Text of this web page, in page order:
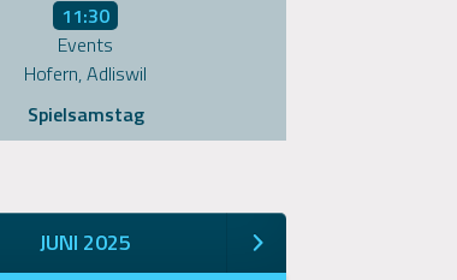
11:30
Events
Hofern, Adliswil
Spielsamstag
JUNI 2025